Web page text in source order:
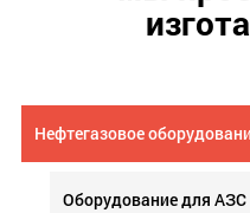
Нефтегазовое
Оборудование для АЗС